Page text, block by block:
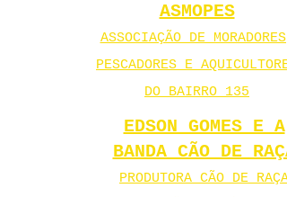
ASMOPES
ASSOCIAÇÃO DE MORADORES,
PESCADORES E
DO BAIRRO 135
EDSON GOMES E A
BANDA CÃO DE RAÇA
PRODUTORA CÃO DE RAÇA